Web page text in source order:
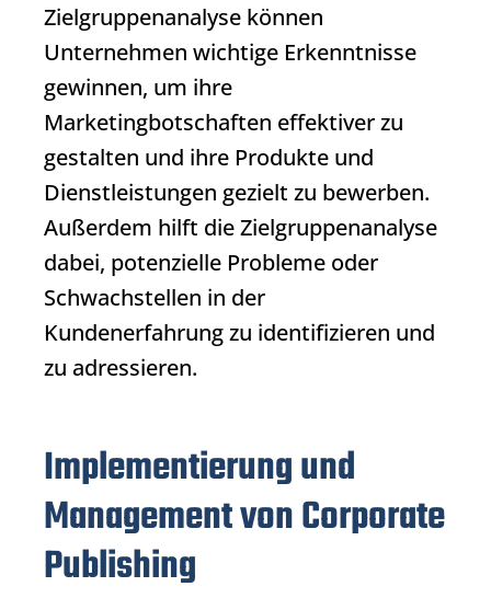
Zielgruppenanalyse können
Unternehmen wichtige Erkenntnisse
gewinnen, um ihre
Marketingbotschaften effektiver zu
gestalten und ihre Produkte und
Dienstleistungen gezielt zu bewerben.
Außerdem hilft die Zielgruppenanalyse
dabei, potenzielle Probleme oder
Schwachstellen in der
Kundenerfahrung zu identifizieren und
zu adressieren.
Implementierung und
Management von Corporate
Publishing